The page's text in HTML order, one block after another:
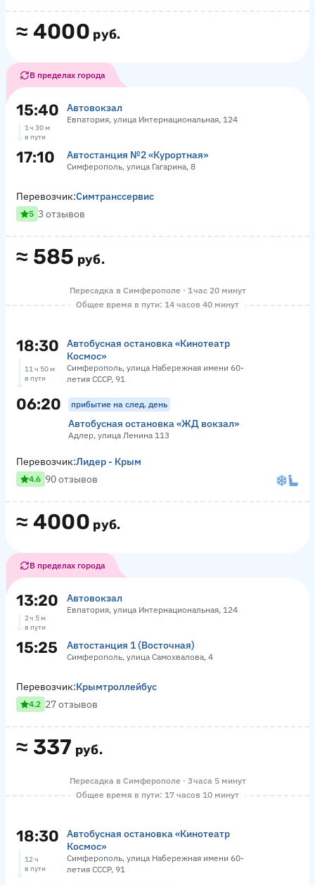
≈ 4000 руб.
В пределах города
15:40 Автовокзал
Евпатория, улица Интернациональная, 124
1 ч 30 м
в пути
17:10 Автостанция №2 «Курортная»
Симферополь, улица Гагарина, 8
≈ 585 руб.
Перевозчик:Симтранссервис
5 3 отзывов
Пересадка в Симферополе · 1 час 20 минут
Общее время в пути: 14 часов 40 минут
18:30
Автобусная остановка «Кинотеатр
Космос»
Симферополь, улица Набережная имени 60-
летия СССР, 91
11 ч 50 м
в пути
06:20 прибытие на след. день
Автобусная остановка «ЖД вокзал»
Адлер, улица Ленина 113
≈ 4000 руб.
Перевозчик:Лидер - Крым
4.6 90 отзывов
В пределах города
13:20 Автовокзал
Евпатория, улица Интернациональная, 124
2 ч 5 м
в пути
15:25 Автостанция 1 (Восточная)
Симферополь, улица Самохвалова, 4
≈ 337 руб.
Перевозчик:Крымтроллейбус
4.2 27 отзывов
Пересадка в Симферополе · 3 часа 5 минут
Общее время в пути: 17 часов 10 минут
18:30
Автобусная остановка «Кинотеатр
Космос»
Симферополь, улица Набережная имени 60-
летия СССР, 91
12 ч
в пути